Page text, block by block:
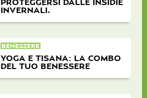
PROTEGGERSI DALLE INSIDIE
INVERNALI.
BENESSERE
YOGA E TISANA: LA COMBO
DEL TUO BENESSERE